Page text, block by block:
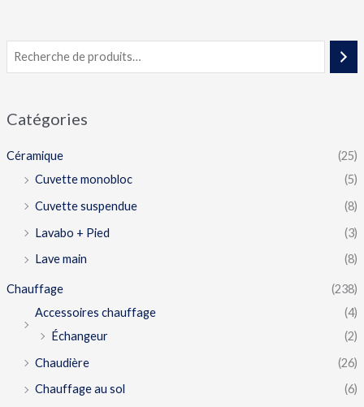
Catégories
Céramique
(25)
Cuvette monobloc
(5)
Cuvette suspendue
(8)
Lavabo + Pied
(3)
Lave main
(8)
Chauffage
(238)
Accessoires chauffage
(4)
Échangeur
(2)
Chaudière
(26)
Chauffage au sol
(6)